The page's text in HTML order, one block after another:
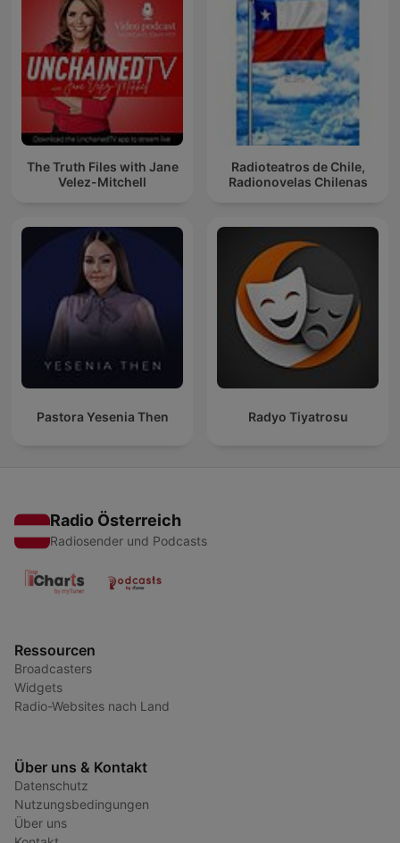
The Truth Files with Jane
Velez-Mitchell
Radioteatros de Chile,
Radionovelas Chilenas
Pastora Yesenia Then Radyo Tiyatrosu
Radio Österreich
Radiosender und Podcasts
Ressourcen
Broadcasters
Widgets
Radio-Websites nach Land
Über uns & Kontakt
Datenschutz
Nutzungsbedingungen
Über uns